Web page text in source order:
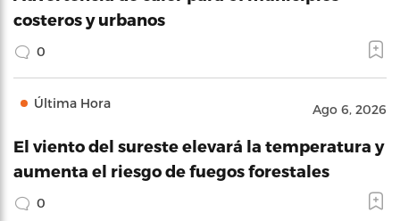
costeros y urbanos
0
Última Hora Ago 6, 2026
El viento del sureste elevará la temperatura y
aumenta el riesgo de fuegos forestales
0